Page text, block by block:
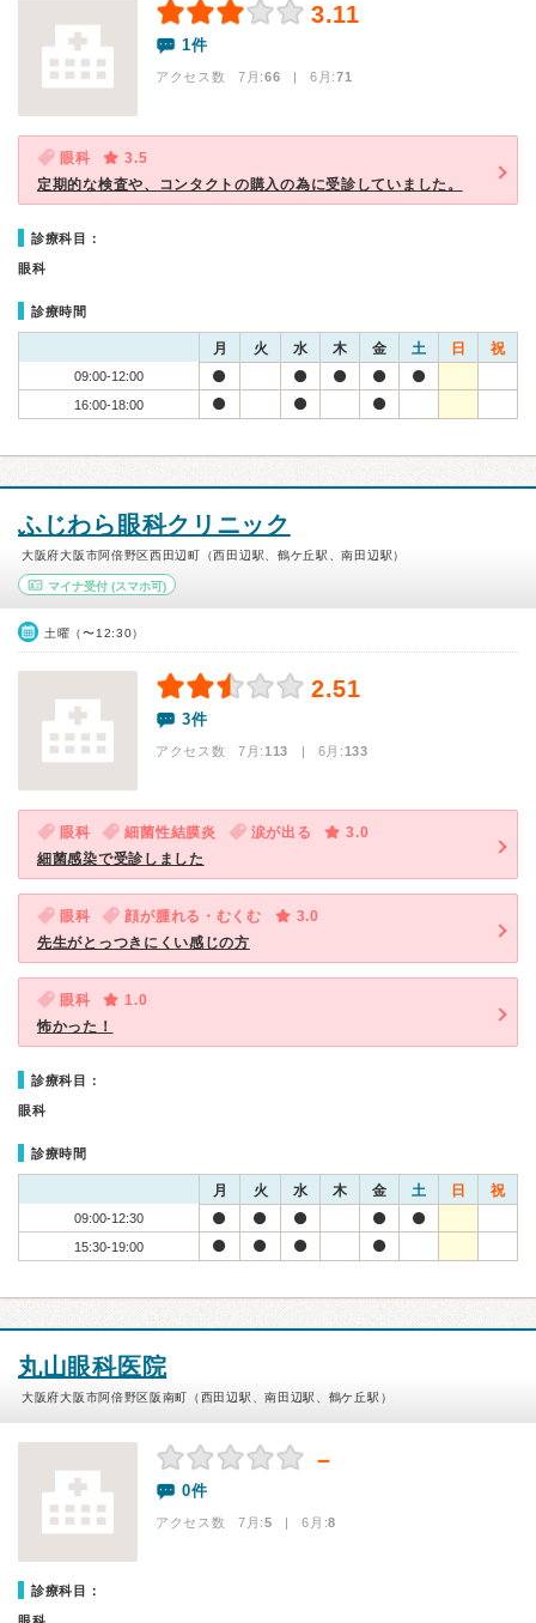
3.11
1件
アクセス数 7月:66 | 6月:71
眼科
3.5
定期的な検査や、コンタクトの購入の為に受診していました。
診療科目：
眼科
診療時間
月 火 水 木 金 土 日 祝
09:00-12:00
16:00-18:00
ふじわら眼科クリニック
大阪府大阪市阿倍野区西田辺町（西田辺駅、鶴ケ丘駅、南田辺駅）
マイナ受付 (スマホ可)
土曜（〜12:30）
2.51
3件
アクセス数 7月:113 | 6月:133
眼科 細菌性結膜炎 涙が出る
3.0
細菌感染で受診しました
眼科 顔が腫れる・むくむ
3.0
先生がとっつきにくい感じの方
眼科
1.0
怖かった！
診療科目：
眼科
診療時間
月 火 水 木 金 土 日 祝
09:00-12:30
15:30-19:00
丸山眼科医院
大阪府大阪市阿倍野区阪南町（西田辺駅、南田辺駅、鶴ケ丘駅）
－
0件
アクセス数 7月:5 | 6月:8
診療科目：